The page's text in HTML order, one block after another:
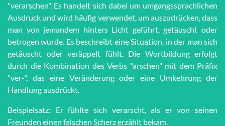
"verarschen". Es handelt sich dabei um umgangssprachlichen
Ausdruck und wird häufig verwendet, um auszudrücken, dass
man von jemandem hinters Licht geführt, getäuscht oder
betrogen wurde. Es beschreibt eine Situation, in der man sich
getäuscht oder veräppelt fühlt. Die Wortbildung erfolgt
durch die Kombination des Verbs "arschen" mit dem Präfix
"ver-", das eine Veränderung oder eine Umkehrung der
Handlung ausdrückt.
Beispielsatz: Er fühlte sich verarscht, als er von seinen
Freunden einen falschen Scherz erzählt bekam.